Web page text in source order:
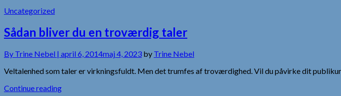
Uncategorized
Sådan bliver du en troværdig taler
By Trine Nebel | april 6, 2014maj 4, 2023 by Trine Nebel
Veltalenhed som taler er virkningsfuldt. Men det trumfes af troværdighed. Vil du påvirke dit
Continue reading